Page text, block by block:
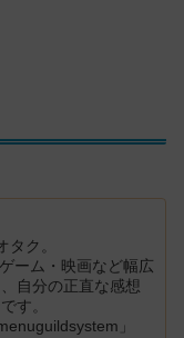
ク。
ーム・映画など幅広
自分の正直な感想
す。
」